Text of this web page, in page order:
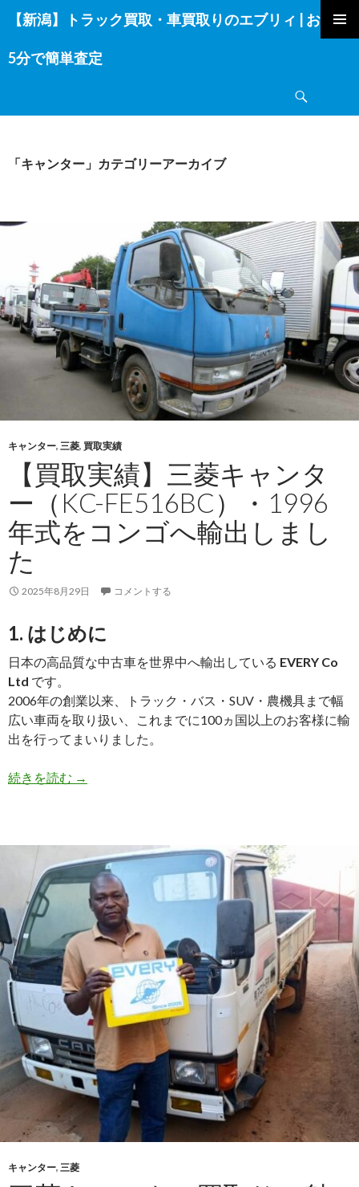
【新潟】トラック買取・車買取りのエブリィ | お電話
5分で簡単査定
ン
テ
へ
ッ「キャンター」カテゴリーアーカイブ
キャンター, 三菱, 買取実績
【買取実績】三菱キャンタ
ー（KC-FE516BC）・1996
年式をコンゴへ輸出しまし
た
2025年8月29日 コメントする
1. はじめに
日本の高品質な中古車を世界中へ輸出している EVERY Co
Ltd です。
2006年の創業以来、トラック・バス・SUV・農機具まで幅
広い車両を取り扱い、これまでに100ヵ国以上のお客様に輸
出を行ってまいりました。
続きを読む 【買
菱
ン
タ
ー
（KC-
FE516BC）・
1996
年
式
を
ン
ゴ
へ
→
キャンター, 三菱